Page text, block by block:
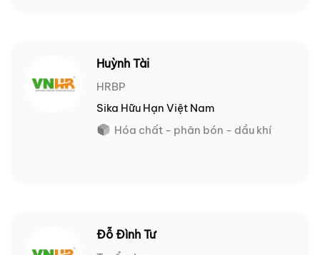
Huỳnh Tài
HRBP
Sika Hữu Hạn Việt Nam
Hóa chất - phân bón - dầu khí
Đỗ Đình Tư